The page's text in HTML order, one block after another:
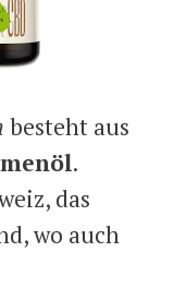
besteht aus
.
das
wo auch